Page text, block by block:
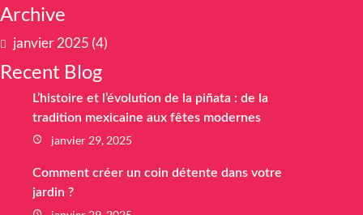
Archive
janvier 2025 (4)
Recent Blog
L’histoire et l’évolution de la piñata : de la
tradition mexicaine aux fêtes modernes
janvier 29, 2025
Comment créer un coin détente dans votre
jardin ?